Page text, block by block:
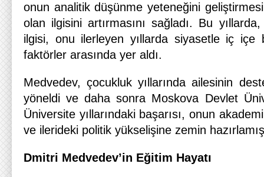
onun analitik düşünme yeteneğini
olan ilgisini artırmasını sağladı. Bu
ilgisi, onu ilerleyen yıllarda siyasetle iç içe
faktörler arasında yer aldı.
Medvedev, çocukluk yıllarında ailesinin
yöneldi ve daha sonra Moskova Devlet
Üniversite yıllarındaki başarısı, onun
ve ilerideki politik yükselişine zemin
Dmitri Medvedev’in Eğitim Hayatı